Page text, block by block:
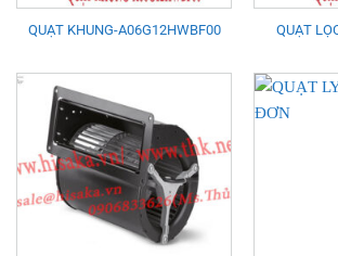
QUẠT KHUNG-A06G12HWBF00 QUẠT